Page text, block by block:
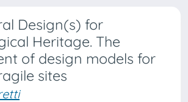
Design(s) for
Heritage. The
of design models for
sites